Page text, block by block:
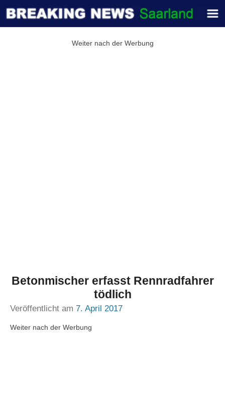
Weiter nach der Werbung
Betonmischer erfasst Rennradfahrer
tödlich
Veröffentlicht am 7. April 2017
Weiter nach der Werbung